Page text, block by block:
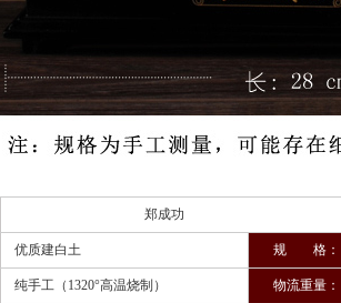
郑成功
优质建白土 规 格：
纯手工（1320°高温烧制） 物流重量：